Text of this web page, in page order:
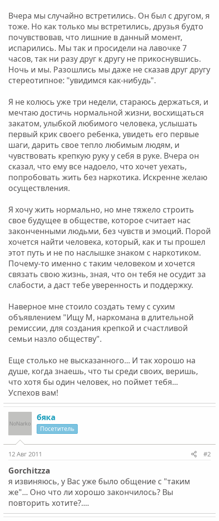
Вчера мы случайно встретились. Он был с другом, я
тоже. Но как только мы встретились, друзья будто
почувствовав, что лишние в данный момент,
испарились. Мы так и просидели на лавочке 7
часов, так ни разу друг к другу не прикоснувшись.
Ночь и мы. Разошлись мы даже не сказав друг другу
стереотипное: "увидимся как-нибудь".
Я не колюсь уже три недели, стараюсь держаться, и
мечтаю достичь нормальной жизни, восхищаться
закатом, улыбкой любимого человека, услышать
первый крик своего ребенка, увидеть его первые
шаги, дарить свое тепло любимым людям, и
чувствовать крепкую руку у себя в руке. Вчера он
сказал, что ему все надоело, что хочет уехать,
попробовать жить без наркотика. Искренне желаю
осуществления.
Я хочу жить нормально, но мне тяжело строить
свое будущее в обществе, которое считает нас
законченными людьми, без чувств и эмоций. Порой
хочется найти человека, который, как и ты прошел
этот путь и не по наслышке знаком с наркотиком.
Почему-то именно с таким человеком и хочется
связать свою жизнь, зная, что он тебя не осудит за
слабости, а даст тебе уверенность и поддержку.
Наверное мне стоило создать тему с сухим
объявлением "Ищу М, наркомана в длительной
ремиссии, для создания крепкой и счастливой
семьи назло обществу".
Еще столько не высказанного... И так хорошо на
душе, когда знаешь, что ты среди своих, веришь,
что хотя бы один человек, но поймет тебя...
Успехов вам!
бяка
Посетитель
12 Авг 2011 #2
Gorchitzza
я извиняюсь, у Вас уже было общение с "таким
же"... Оно что ли хорошо закончилось? Вы
повторить хотите?....